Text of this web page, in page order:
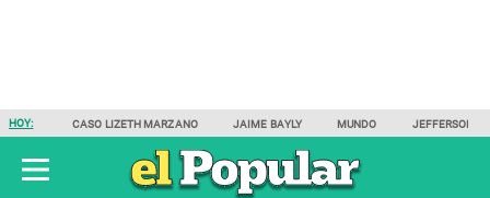
HOY: CASO LIZETH MARZANO JAIME BAYLY MUNDO JEFFERSON